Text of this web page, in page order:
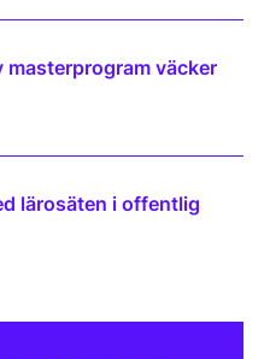
masterprogram väcker
lärosäten i offentlig